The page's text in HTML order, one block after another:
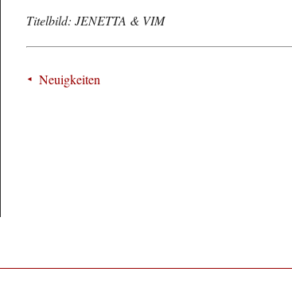
Titelbild: JENETTA & VIM
Neuigkeiten